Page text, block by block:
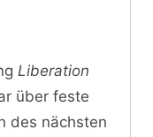
Liberation
über feste
des nächsten